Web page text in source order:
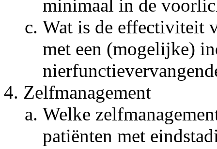
minimaal in de
Wat is de effectiviteit
met een (mogelijke)
Zelfmanagement
Welke
patiënten met